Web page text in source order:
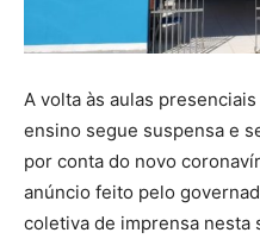
A volta às aulas
ensino segue suspensa e
por conta do novo
anúncio feito pelo
coletiva de imprensa nesta